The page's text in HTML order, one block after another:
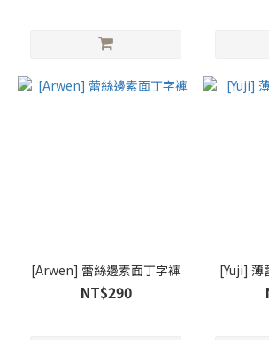
[Arwen] 蕾絲邊素面丁字褲
NT$290
[Yuji] 薄